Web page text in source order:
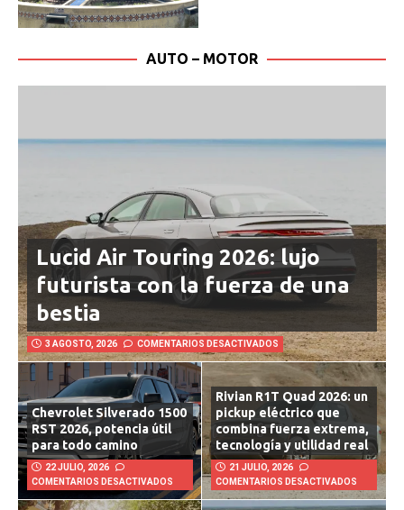
AUTO – MOTOR
Lucid Air Touring 2026: lujo
futurista con la fuerza de una
bestia
3 AGOSTO, 2026 COMENTARIOS DESACTIVADOS
Chevrolet Silverado 1500
RST 2026, potencia útil
para todo camino
22 JULIO, 2026
COMENTARIOS DESACTIVADOS
Rivian R1T Quad 2026: un
pickup eléctrico que
combina fuerza extrema,
tecnología y utilidad real
21 JULIO, 2026
COMENTARIOS DESACTIVADOS